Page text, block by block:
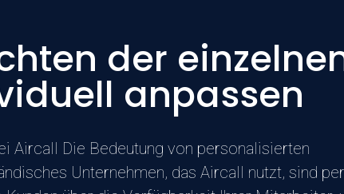
der
anpassen
Aircall Die Bedeutung von personalisierten
Unternehmen, das Aircall nutzt, sind